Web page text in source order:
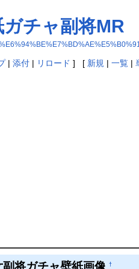
チャ副将MR
| 添付| リロード ] [ 新規 | 一覧|
副将ガチャ壁紙画像†